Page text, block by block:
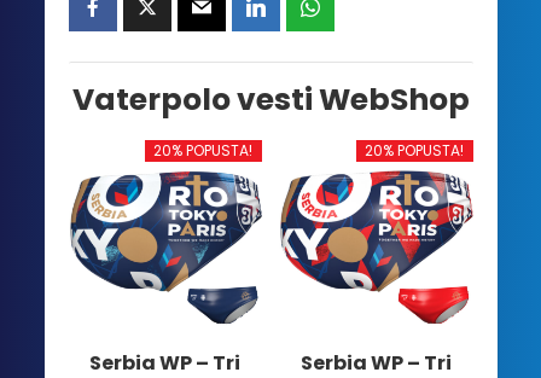
Vaterpolo vesti WebShop
20% POPUSTA!
Serbia WP – Tri
20% POPUSTA!
Serbia WP – Tri